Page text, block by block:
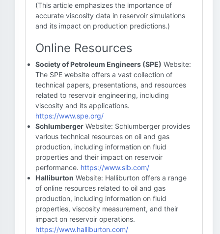
(This article emphasizes the importance of
accurate viscosity data in reservoir simulations
and its impact on production predictions.)
Online Resources
Society of Petroleum Engineers (SPE) Website:
The SPE website offers a vast collection of
technical papers, presentations, and resources
related to reservoir engineering, including
viscosity and its applications.
https://www.spe.org/
Schlumberger Website: Schlumberger provides
various technical resources on oil and gas
production, including information on fluid
properties and their impact on reservoir
performance. https://www.slb.com/
Halliburton Website: Halliburton offers a range
of online resources related to oil and gas
production, including information on fluid
properties, viscosity measurement, and their
impact on reservoir operations.
https://www.halliburton.com/